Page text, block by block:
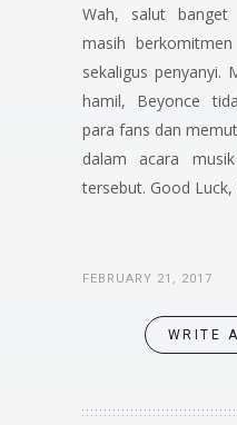
Wah, salut banget
masih
sekaligus penyanyi.
hamil, Beyonce
para fans dan
dalam acara
tersebut. Good Luck,
FEBRUARY 21, 2017
WRITE